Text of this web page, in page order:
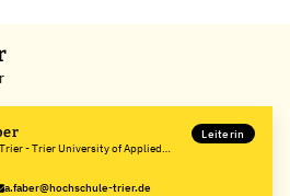
- Trier University of Applied
Leiterin
a.faber@hochschule-trier.de